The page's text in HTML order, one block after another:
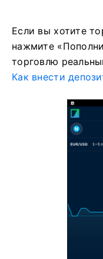
Если вы хотите
нажмите
торговлю
Как внести